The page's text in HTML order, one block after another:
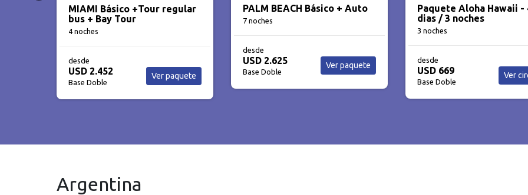
PALM BEACH Básico + Auto
7 noches
USD 2.625
Base Doble
Ver paquete
Paquete Aloha Hawaii - 4
dias / 3 noches
desde
USD 669 Ver circuito
Lo mejor de Las vegas -
Vegas y Gran Cañon en 4
3 noches
desde
USD 856
Base Doble
Ver
Argentina